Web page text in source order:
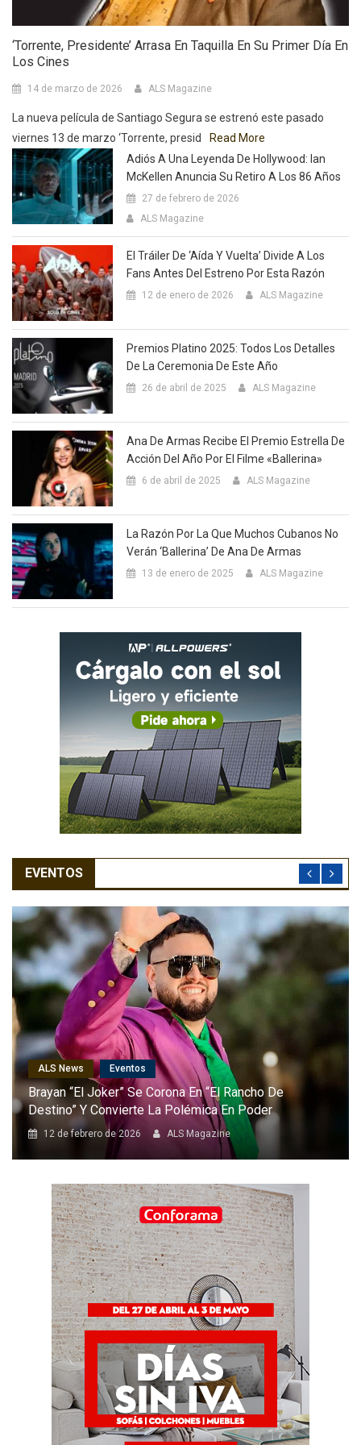
‘Torrente, Presidente’ Arrasa En Taquilla En Su Primer Día En
Los Cines
14 de marzo de 2026 ALS Magazine
La nueva película de Santiago Segura se estrenó este pasado
viernes 13 de marzo ‘Torrente, presid
Read More
Adiós A Una Leyenda De Hollywood: Ian
McKellen Anuncia Su Retiro A Los 86 Años
27 de febrero de 2026
ALS Magazine
El Tráiler De ‘Aída Y Vuelta’ Divide A Los
Fans Antes Del Estreno Por Esta Razón
12 de enero de 2026 ALS Magazine
Premios Platino 2025: Todos Los Detalles
De La Ceremonia De Este Año
26 de abril de 2025 ALS Magazine
Ana De Armas Recibe El Premio Estrella De
Acción Del Año Por El Filme «Ballerina»
6 de abril de 2025 ALS Magazine
La Razón Por La Que Muchos Cubanos No
Verán ‘Ballerina’ De Ana De Armas
13 de enero de 2025 ALS Magazine
EVENTOS
ALS News Eventos
Brayan “El Joker” Se Corona En “El Rancho De
Destino” Y Convierte La Polémica En Poder
12 de febrero de 2026 ALS Magazine